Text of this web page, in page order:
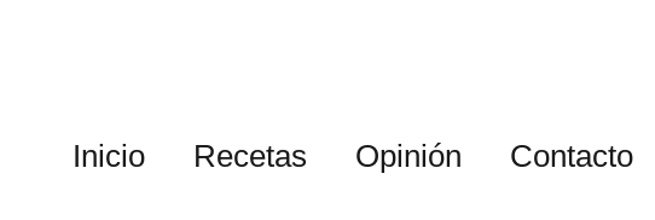
Inicio Recetas Opinión Contacto